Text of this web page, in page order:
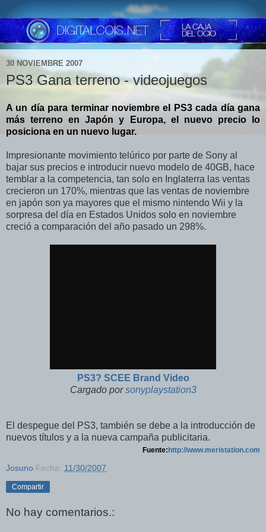
30 NOVIEMBRE 2007
PS3 Gana terreno - videojuegos
A un día para terminar noviembre el PS3 cada día gana
más terreno en Japón y Europa, el nuevo precio lo
posiciona en un nuevo lugar.
Impresionante movimiento telúrico por parte de Sony al
bajar sus precios e introducir nuevo modelo de 40GB, hace
temblar a la competencia, tan solo en Inglaterra las ventas
crecieron un 170%, mientras que las ventas de noviembre
en japón son ya mayores que el mismo nintendo Wii y la
sorpresa del día en Estados Unidos solo en noviembre
creció a comparación del año pasado un 298%.
PS3? SCEE Brand Video
Cargado porsonyplaystation3
El despegue del PS3, también se debe a la introducción de
nuevos títulos y a la nueva campaña publicitaria.
Fuente: http://www.meristation.com
Josuno Fecha: 11/30/2007
Compartir
No hay comentarios.: